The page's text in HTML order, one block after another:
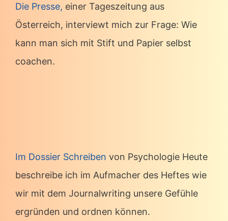
Die Presse, einer Tageszeitung aus
Österreich, interviewt mich zur Frage: Wie
kann man sich mit Stift und Papier selbst
coachen.
Im Dossier Schreiben von Psychologie Heute
beschreibe ich im Aufmacher des Heftes wie
wir mit dem Journalwriting unsere Gefühle
ergründen und ordnen können.